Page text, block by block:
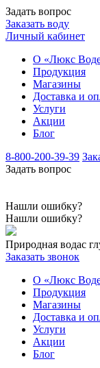
Задать вопрос
Заказать воду
Личный кабинет
О «Люкс
Продукция
Магазины
Доставка и
Услуги
Акции
Блог
8-800-200-39-39
Задать вопрос
Нашли ошибку?
Нашли ошибку?
Природная водас
Заказать звонок
О «Люкс
Продукция
Магазины
Доставка и
Услуги
Акции
Блог